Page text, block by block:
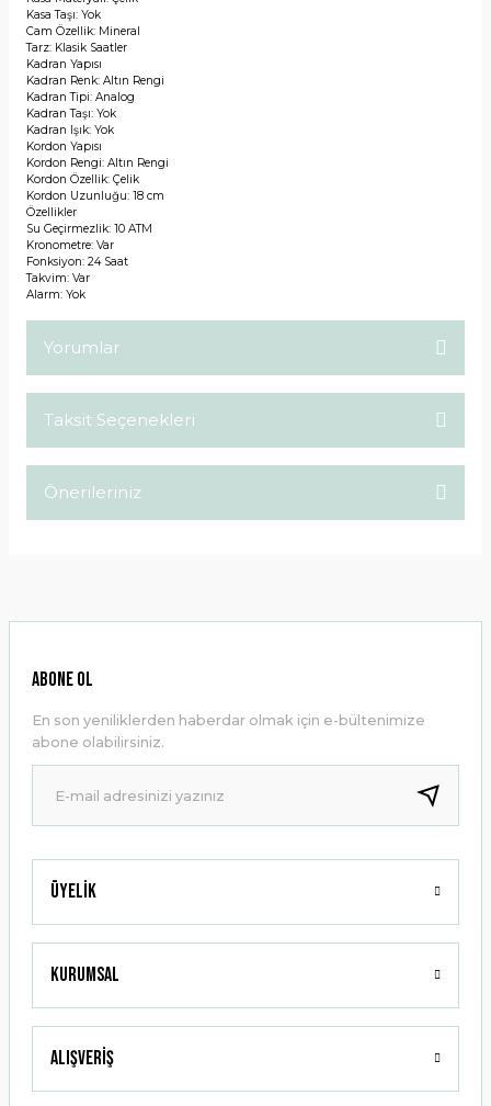
Kasa Taşı: Yok
Cam Özellik: Mineral
Tarz: Klasik Saatler
Kadran Yapısı
Kadran Renk: Altın Rengi
Kadran Tipi: Analog
Kadran Taşı: Yok
Kadran Işık: Yok
Kordon Yapısı
Kordon Rengi: Altın Rengi
Kordon Özellik: Çelik
Kordon Uzunluğu: 18 cm
Özellikler
Su Geçirmezlik: 10 ATM
Kronometre: Var
Fonksiyon: 24 Saat
Takvim: Var
Alarm: Yok
Yorumlar
Taksit Seçenekleri
Önerileriniz
Ürün resmi kalitesiz, bozuk veya görüntülenemiyor.
Ürün bilgilerinde hatalar bulunuyor.
Ürün fiyatı diğer sitelerden daha pahalı.
Bu ürüne benzer farklı alternatifler olmalı.
Gönder
Üyelik
Kurumsal
Alışveriş
ABONE OL
En son yeniliklerden haberdar olmak için e-bültenimize
abone olabilirsiniz.